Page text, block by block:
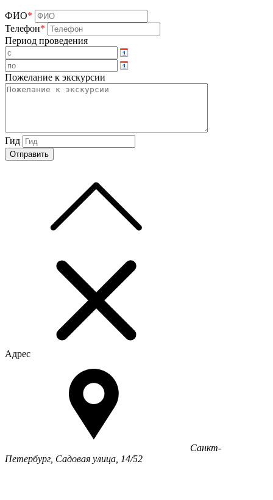
ФИО*
Телефон*
Период проведения
Пожелание к экскурсии
Гид
Адрес
Санкт-
Петербург, Садовая улица, 14/52